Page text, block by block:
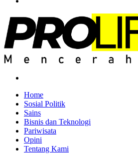
Home
Sosial Politik
Sains
Bisnis dan Teknologi
Pariwisata
Opini
Tentang Kami